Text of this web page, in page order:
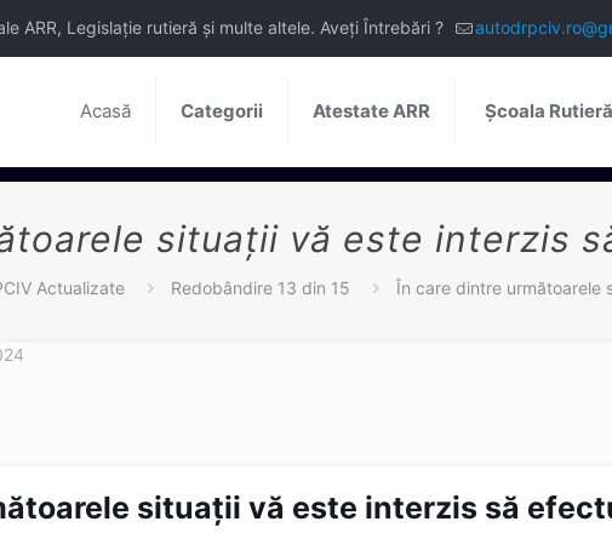
ARR, Legislație rutieră și multe altele. Aveți Întrebări ?
Acasă Categorii Atestate ARR Școala
situaţii vă este interzis
Actualizate Redobândire 13 din 15 În care dintre următoarele
situaţii vă este interzis să